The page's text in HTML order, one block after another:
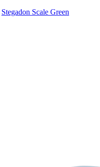
Stegadon Scale Green